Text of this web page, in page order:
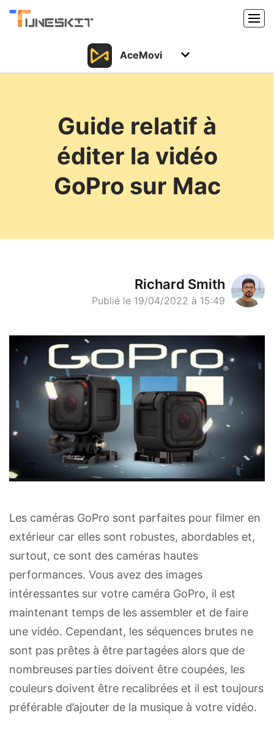
Produits
Support
Centre de téléchargement
AceMovi
Support
Ressources
Guide relatif à
éditer la vidéo
GoPro sur Mac
Richard Smith
Publié le 19/04/2022 à 15:49
Les caméras GoPro sont parfaites pour filmer en
extérieur car elles sont robustes, abordables et,
surtout, ce sont des caméras hautes
performances. Vous avez des images
intéressantes sur votre caméra GoPro, il est
maintenant temps de les assembler et de faire
une vidéo. Cependant, les séquences brutes ne
sont pas prêtes à être partagées alors que de
nombreuses parties doivent être coupées, les
couleurs doivent être recalibrées et il est toujours
préférable d’ajouter de la musique à votre vidéo.